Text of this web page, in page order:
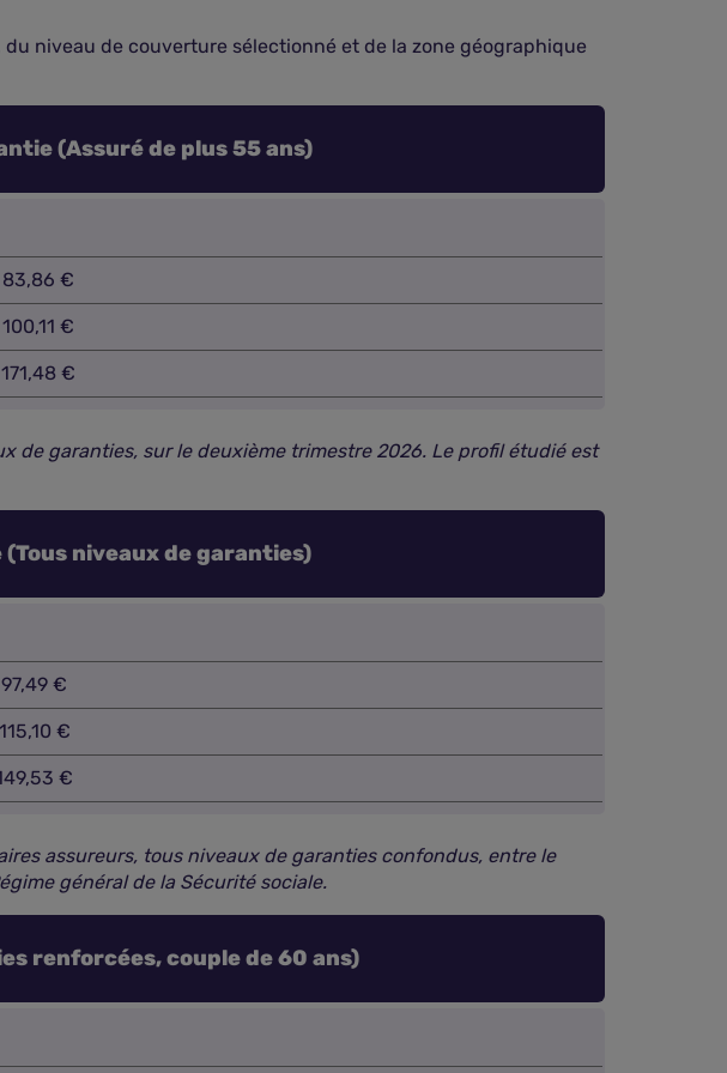
niveau de couverture sélectionné et de la zone géographique
(Assuré de plus 55 ans)
83,86 €
100,11 €
171,48 €
de garanties, sur le deuxième trimestre 2026. Le profil étudié est
niveaux de garanties)
97,49 €
115,10 €
€
assureurs, tous niveaux de garanties confondus, entre le
général de la Sécurité sociale.
renforcées, couple de 60 ans)